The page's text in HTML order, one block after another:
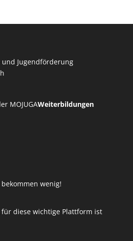
Jugendförderung
MOJUGAWeiterbildungen
wenig!
für diese wichtige Plattform ist